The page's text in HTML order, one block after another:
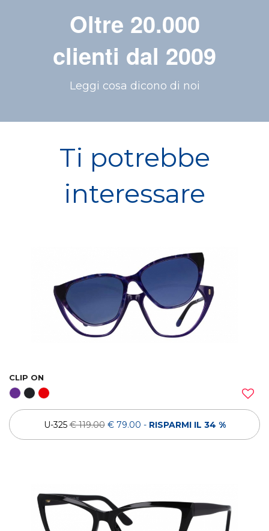
Oltre 20.000
clienti dal 2009
Leggi cosa dicono di noi
Ti potrebbe
interessare
CLIP ON
U-325€ 119.00 € 79.00 - RISPARMI IL 34 %